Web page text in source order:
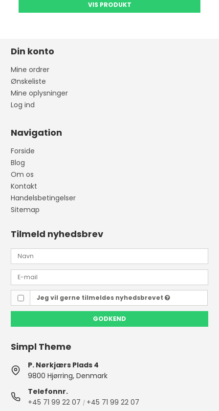
VIS PRODUKT
Din konto
Mine ordrer
Ønskeliste
Mine oplysninger
Log ind
Navigation
Forside
Blog
Om os
Kontakt
Handelsbetingelser
Sitemap
Tilmeld nyhedsbrev
Jeg vil gerne tilmeldes nyhedsbrevet
GODKEND
Simpl Theme
P. Nørkjærs Plads 4
9800 Hjørring, Denmark
Telefonnr.
+45 71 99 22 07 / +45 71 99 22 07